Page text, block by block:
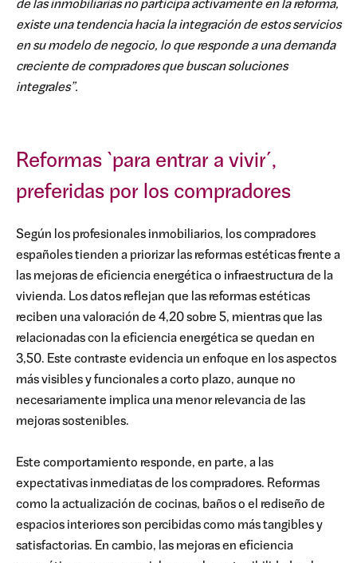
de las inmobiliarias no participa activamente en la reforma,
existe una tendencia hacia la integración de estos servicios
en su modelo de negocio, lo que responde a una demanda
creciente de compradores que buscan soluciones
integrales”.
Reformas `para entrar a vivir´,
preferidas por los compradores
Según los profesionales inmobiliarios, los compradores
españoles tienden a priorizar las reformas estéticas frente a
las mejoras de eficiencia energética o infraestructura de la
vivienda. Los datos reflejan que las reformas estéticas
reciben una valoración de 4,20 sobre 5, mientras que las
relacionadas con la eficiencia energética se quedan en
3,50. Este contraste evidencia un enfoque en los aspectos
más visibles y funcionales a corto plazo, aunque no
necesariamente implica una menor relevancia de las
mejoras sostenibles.
Este comportamiento responde, en parte, a las
expectativas inmediatas de los compradores. Reformas
como la actualización de cocinas, baños o el rediseño de
espacios interiores son percibidas como más tangibles y
satisfactorias. En cambio, las mejoras en eficiencia